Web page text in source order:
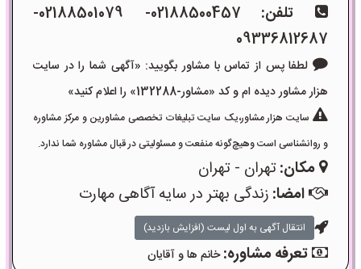
تلفن:
02188500457- 02188501079-
09336812687
لطفا پس از تماس با مشاور بگویید: «آگهی شما را در سایت
هزار مشاور دیده ام و کد «مشاور-132288» را اعلام کنید»
سایت هزار مشاور،یک سایت تبلیغات تخصصی مشاورین و مرکز مشاوره
و روانشناسی است وهیچ‌گونه منفعت و مسئولیتی در قبال مشاوره شما ندارد.
مکان:تهران - تهران
امضا: زندگی بهتر در سایه آگاهی مهارت
انتقال آگهی به اول لیست (افزایش بازدید)
تعرفه مشاوره:خانم ها و آقایان